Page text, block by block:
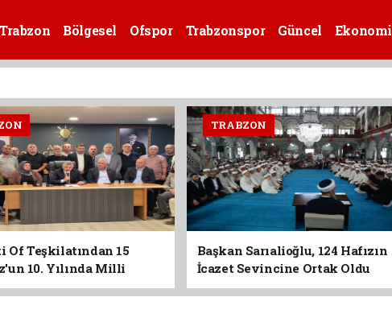
Bölgesel Ofspor Trabzonspor Güncel Ekonomi
Of Teşkilatından 15
10. Yılında Milli
TRABZON
Başkan Sarıalioğlu, 124 Hafızın
İcazet Sevincine Ortak Oldu